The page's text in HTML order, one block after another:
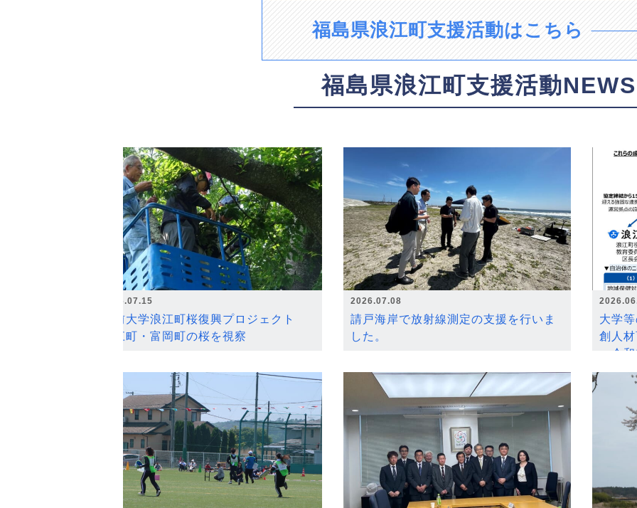
福島県浪江町支援活動はこちら
福島県浪江町支援活動NEWS
2026.07.15
弘前大学浪江町桜復興プロジェクト
浪江町・富岡町の桜を視察
2026.07.08
請戸海岸で放射線測定の支援を行いま
した。
大学
創人
～令